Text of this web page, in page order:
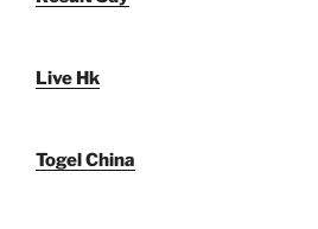
Live Hk
Togel China